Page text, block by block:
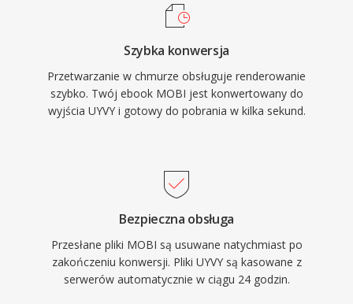
Szybka konwersja
Przetwarzanie w chmurze obsługuje renderowanie
szybko. Twój ebook MOBI jest konwertowany do
wyjścia UYVY i gotowy do pobrania w kilka sekund.
Bezpieczna obsługa
Przesłane pliki MOBI są usuwane natychmiast po
zakończeniu konwersji. Pliki UYVY są kasowane z
serwerów automatycznie w ciągu 24 godzin.